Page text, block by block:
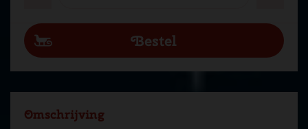
Omschrijving